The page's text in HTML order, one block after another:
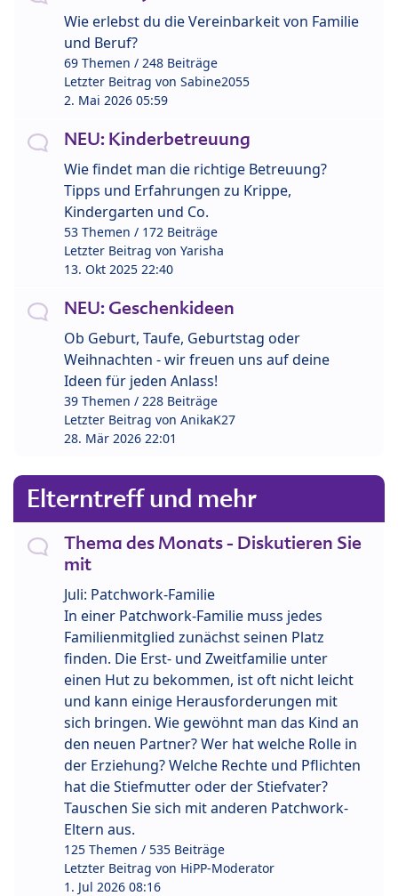
Wie erlebst du die Vereinbarkeit von Familie
und Beruf?
69 Themen / 248 Beiträge
Letzter Beitrag von Sabine2055
2. Mai 2026 05:59
NEU: Kinderbetreuung
Wie findet man die richtige Betreuung?
Tipps und Erfahrungen zu Krippe,
Kindergarten und Co.
53 Themen / 172 Beiträge
Letzter Beitrag von Yarisha
13. Okt 2025 22:40
NEU: Geschenkideen
Ob Geburt, Taufe, Geburtstag oder
Weihnachten - wir freuen uns auf deine
Ideen für jeden Anlass!
39 Themen / 228 Beiträge
Letzter Beitrag von AnikaK27
28. Mär 2026 22:01
Elterntreff und mehr
Thema des Monats - Diskutieren Sie
mit
Juli: Patchwork-Familie
In einer Patchwork-Familie muss jedes
Familienmitglied zunächst seinen Platz
finden. Die Erst- und Zweitfamilie unter
einen Hut zu bekommen, ist oft nicht leicht
und kann einige Herausforderungen mit
sich bringen. Wie gewöhnt man das Kind an
den neuen Partner? Wer hat welche Rolle in
der Erziehung? Welche Rechte und Pflichten
hat die Stiefmutter oder der Stiefvater?
Tauschen Sie sich mit anderen Patchwork-
Eltern aus.
125 Themen / 535 Beiträge
Letzter Beitrag von HiPP-Moderator
1. Jul 2026 08:16